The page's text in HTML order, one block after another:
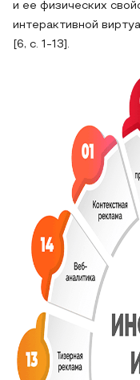
и ее физических
интерактивной
[6, c. 1-13].